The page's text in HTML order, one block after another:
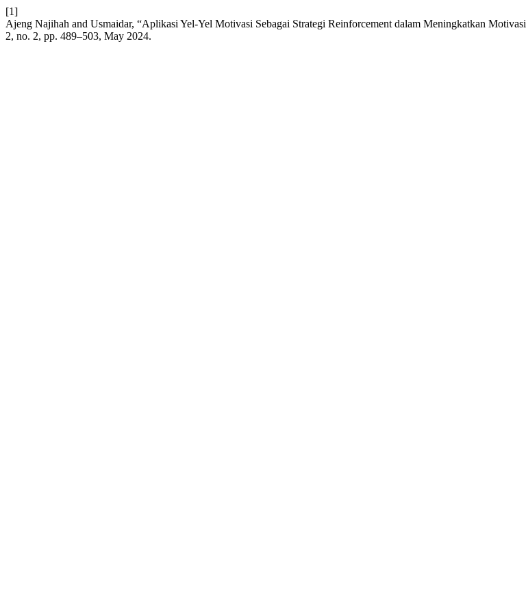
[1]
Ajeng Najihah and Usmaidar, “Aplikasi Yel-Yel Motivasi Sebagai Strategi Reinforcement dalam Meningkatkan
2, no. 2, pp. 489–503, May 2024.